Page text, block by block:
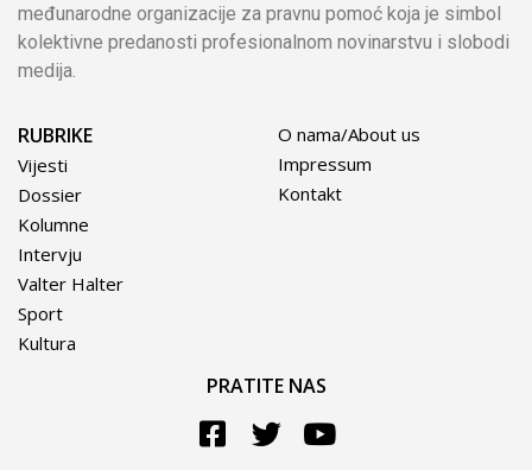
međunarodne organizacije za pravnu pomoć koja je simbol
kolektivne predanosti profesionalnom novinarstvu i slobodi
medija.
RUBRIKE
Vijesti
Dossier
Kolumne
Intervju
Valter Halter
Sport
Kultura
O nama/About us
Impressum
Kontakt
PRATITE NAS